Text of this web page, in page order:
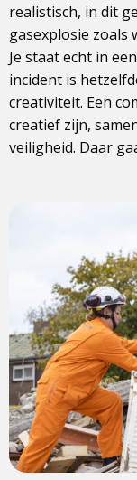
realistisch, in dit
gasexplosie zoals
Je staat echt in
incident is
creativiteit. Een
creatief zijn,
veiligheid. Daar